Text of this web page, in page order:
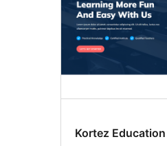
Kortez Education